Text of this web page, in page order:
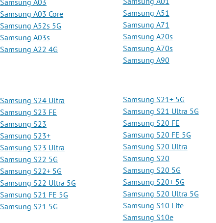
Samsung A03
Samsung A03 Core
Samsung A52s 5G
Samsung A03s
Samsung A22 4G
Samsung A51
Samsung A71
Samsung A20s
Samsung A70s
Samsung A90
Samsung S24 Ultra
Samsung S23 FE
Samsung S23
Samsung S23+
Samsung S23 Ultra
Samsung S22 5G
Samsung S22+ 5G
Samsung S22 Ultra 5G
Samsung S21 FE 5G
Samsung S21 5G
Samsung S21+ 5G
Samsung S21 Ultra 5G
Samsung S20 FE
Samsung S20 FE 5G
Samsung S20 Ultra
Samsung S20
Samsung S20 5G
Samsung S20+ 5G
Samsung S20 Ultra 5G
Samsung S10 Lite
Samsung S10e